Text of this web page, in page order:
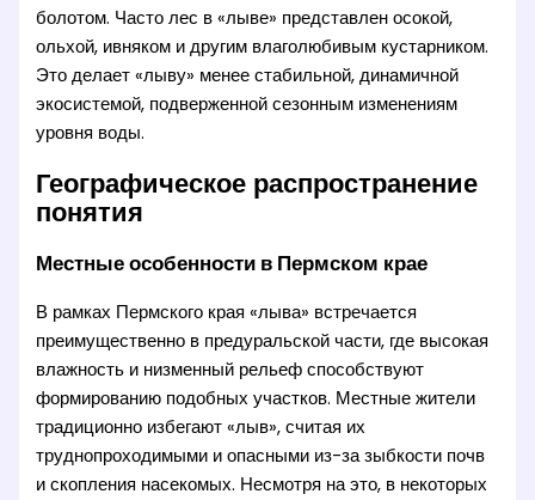
болотом. Часто лес в «лыве» представлен осокой,
ольхой, ивняком и другим влаголюбивым кустарником.
Это делает «лыву» менее стабильной, динамичной
экосистемой, подверженной сезонным изменениям
уровня воды.
Географическое распространение
понятия
Местные особенности в Пермском крае
В рамках Пермского края «лыва» встречается
преимущественно в предуральской части, где высокая
влажность и низменный рельеф способствуют
формированию подобных участков. Местные жители
традиционно избегают «лыв», считая их
труднопроходимыми и опасными из-за зыбкости почв
и скопления насекомых. Несмотря на это, в некоторых